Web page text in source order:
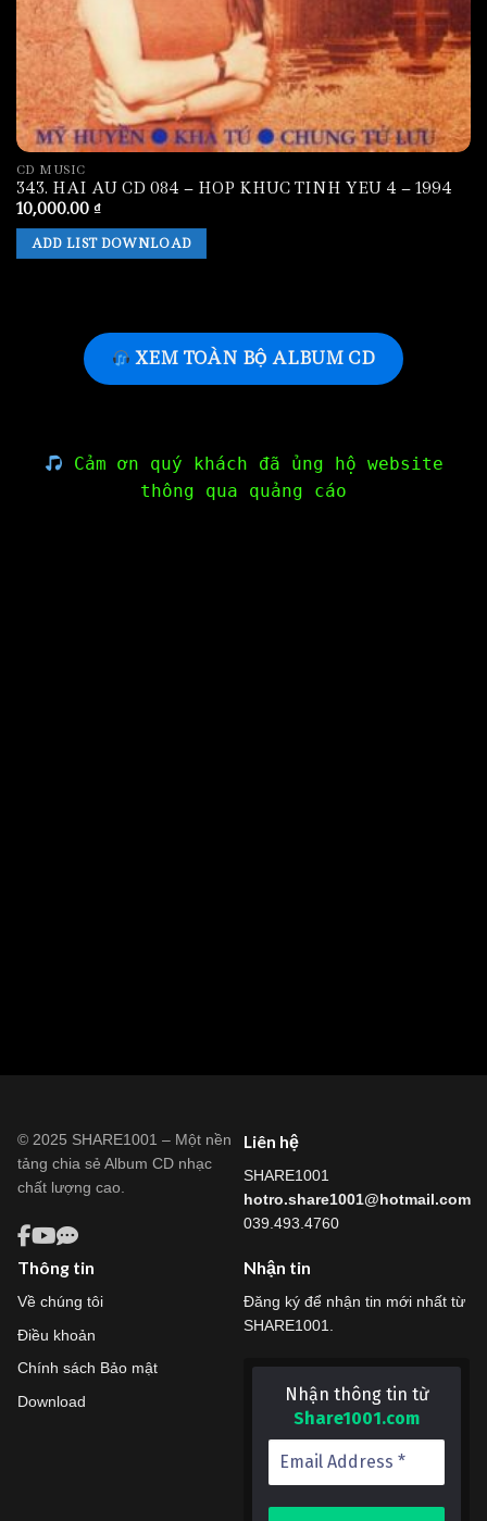
CD MUSIC
343. HAI AU CD 084 – HOP KHUC TINH YEU 4 – 1994
10,000.00 ₫
ADD LIST DOWNLOAD
XEM TOÀN BỘ ALBUM CD
Cảm ơn quý khách đã ủng hộ website
thông qua quảng cáo
© 2025 SHARE1001 – Một nền
tảng chia sẻ Album CD nhạc
chất lượng cao.
Liên hệ
SHARE1001
hotro.share1001@hotmail.com
039.493.4760
Thông tin
Về chúng tôi
Điều khoản
Chính sách Bảo mật
Download
Nhận tin
Đăng ký để nhận tin mới nhất từ
SHARE1001.
Nhận thông tin từ
Share1001.com